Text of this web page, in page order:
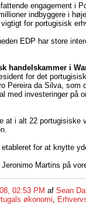
engagement i
indbyggere i
for portugisisk
EDP har store
handelskammer i
for det
Pereira da Silva,
med investeringer på
at i alt 22 portugisiske
for at knytte
Martins på
02:53 PM af Sean
økonomi,